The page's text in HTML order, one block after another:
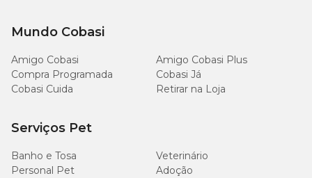
Mundo Cobasi
Amigo Cobasi
Amigo Cobasi Plus
Compra Programada
Cobasi Já
Cobasi Cuida
Retirar na Loja
Serviços Pet
Banho e Tosa
Veterinário
Personal Pet
Adoção